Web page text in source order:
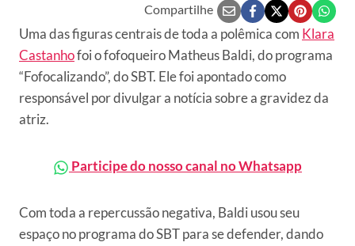
Compartilhe
Uma das figuras centrais de toda a polêmica com Klara
Castanhofoi o fofoqueiro Matheus Baldi, do programa
“Fofocalizando”, do SBT. Ele foi apontado como
responsável por divulgar a notícia sobre a gravidez da
atriz.
Participe do nosso canal no Whatsapp
Com toda a repercussão negativa, Baldi usou seu
espaço no programa do SBT para se defender, dando